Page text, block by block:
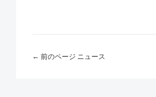
← 前のページ ニュース